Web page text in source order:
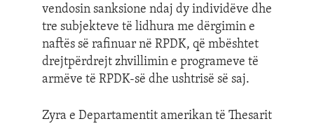
vendosin sanksione ndaj dy individëve dhe
tre subjekteve të lidhura me dërgimin e
naftës së rafinuar në RPDK, që mbështet
drejtpërdrejt zhvillimin e programeve të
armëve të RPDK-së dhe ushtrisë së saj.
Zyra e Departamentit amerikan të Thesarit